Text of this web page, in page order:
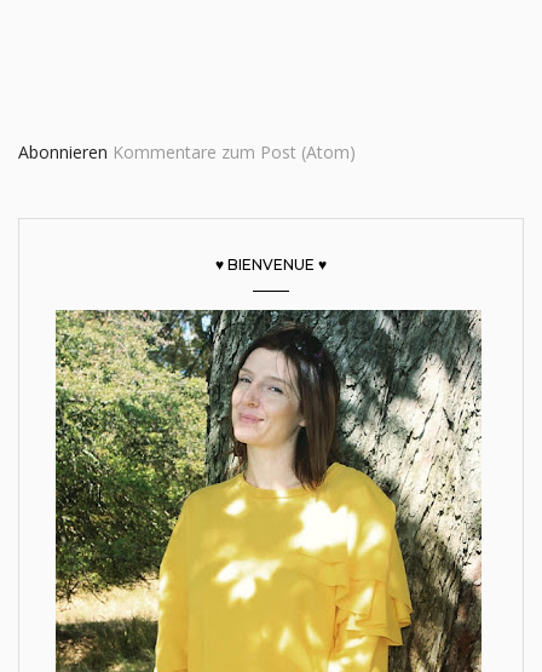
Abonnieren Kommentare zum Post (Atom)
♥ BIENVENUE ♥